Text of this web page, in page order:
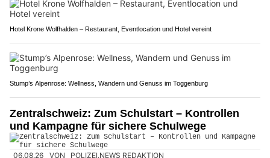
Hotel Krone Wolfhalden – Restaurant, Eventlocation und Hotel vereint
Stump’s Alpenrose: Wellness, Wandern und Genuss im Toggenburg
Zentralschweiz: Zum Schulstart – Kontrollen
und Kampagne für sichere Schulwege
06.08.26 VON POLIZEI.NEWS REDAKTION